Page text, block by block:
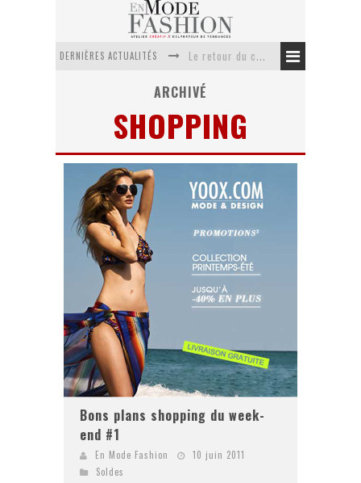
DERNIÈRES ACTUALITÉS
Le retour du cachemire version casual
Anti chute cheveux homme : quelles solutions pour renforcer sa chevelure ?
ARCHIVÉ
SHOPPING
Bons plans shopping du week-
end #1
En Mode Fashion
10 juin 2011
Soldes